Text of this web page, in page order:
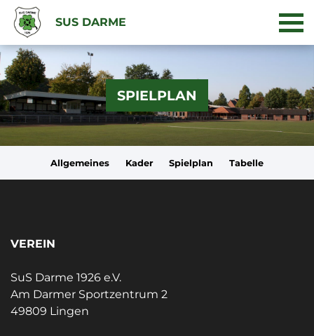
SUS DARME
SPIELPLAN
Allgemeines Kader Spielplan Tabelle
VEREIN
SuS Darme 1926 e.V.
Am Darmer Sportzentrum 2
49809 Lingen